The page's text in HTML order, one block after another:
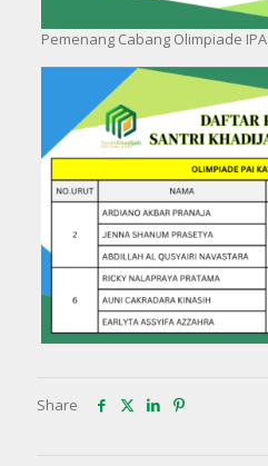
Pemenang Cabang Olimpiade IPA
Share